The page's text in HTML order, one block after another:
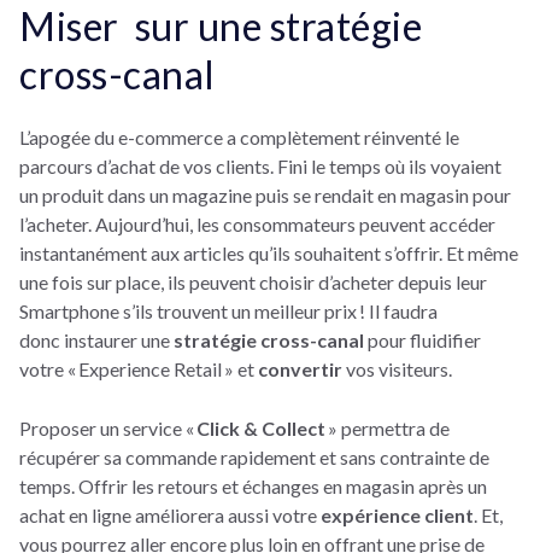
Miser sur une stratégie
cross-canal
L’apogée du e-commerce a complètement réinventé le
parcours d’achat de vos clients. Fini le temps où ils voyaient
un produit dans un magazine puis se rendait en magasin pour
l’acheter. Aujourd’hui, les consommateurs peuvent accéder
instantanément aux articles qu’ils souhaitent s’offrir. Et même
une fois sur place, ils peuvent choisir d’acheter depuis leur
Smartphone s’ils trouvent un meilleur prix ! Il faudra
donc instaurer une stratégie cross-canal pour fluidifier
votre « Experience Retail » et convertirvos visiteurs.
Proposer un service « Click & Collect » permettra de
récupérer sa commande rapidement et sans contrainte de
temps. Offrir les retours et échanges en magasin après un
achat en ligne améliorera aussi votre expérience client . Et,
vous pourrez aller encore plus loin en offrant une prise de